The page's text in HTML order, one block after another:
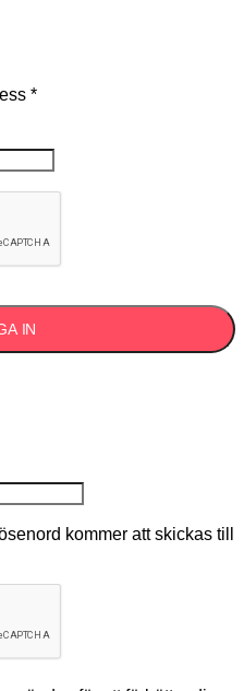
*
IN
kommer att skickas till